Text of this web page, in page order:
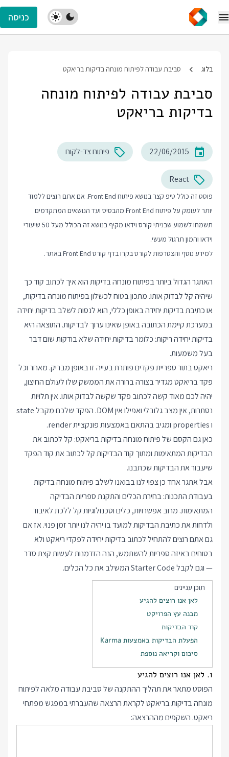
כניסה
בלוג סביבת עבודה לפיתוח מונחה בדיקות בריאקט
סביבת עבודה לפיתוח מונחה
בדיקות בריאקט
22/06/2015 פיתוח צד-לקוח
React
פוסט זה כולל טיפ קצר בנושא פיתוח Front End. אם אתם רוצים ללמוד
יותר לעומק על פיתוח Front End מהבסיס ועד הנושאים המתקדמים
תשמחו לשמוע שבניתי קורס וידאו מקיף בנושא זה הכולל מעל 50 שיעורי
וידאו והמון תרגול מעשי.
למידע נוסף והצטרפות לקורס בקרו בדף קורס Front End באתר.
האתגר הגדול ביותר בפיתוח מונחה בדיקות הוא איך לכתוב קוד כך
שיהיה קל לבדוק אותו. מתכון בטוח לכשלון בפיתוח מונחה בדיקות,
או כתיבת בדיקות יחידה באופן כללי, הוא לנסות לשלב בדיקות יחידה
במערכת קיימת הכתובה באופן שאינו ערוך לבדיקות. התוצאה היא
בדיקות יחידה ריקות: כלומר בדיקות יחידה שלא בודקות שום דבר
בעל משמעות.
ריאקט בתור ספריית פקדים פותרת בעייה זו באופן מבריק. מאחר וכל
פקד בריאקט מגדיר בצורה ברורה את הממשק שלו לעולם החיצון,
יהיה לכם מאוד קשה לכתוב פקד שקשה לבדוק אותו. אין תלויות
נסתרות, אין מצב גלובלי ואפילו אין DOM. הפקד שלכם מקבל state
ו properties ומגיב בהתאם באמצעות פונקציית render.
כאן גם הקסם של פיתוח מונחה בדיקות בריאקט: קל לכתוב את
הבדיקות המתאימות ומתוך קוד הבדיקות קל לכתוב את קוד הפקד
שיעבור את הבדיקות שכתבנו.
אבל אתגר אחד כן צפוי לנו בבואנו לשלב פיתוח מונחה בדיקות
בעבודת התכנות: בחירת הכלים והתקנת ספריות הבדיקה
המתאימות. מרוב אפשרויות, כלים וטכנולוגיות קל ללכת לאיבוד
ולדחות את כתיבת הבדיקות למועד בו יהיה לנו יותר זמן פנוי. אז אם
גם אתם רוצים להתחיל לכתוב בדיקות יחידה לפקדי ריאקט ולא
בטוחים באיזה ספריות להשתמש, הנה הזדמנות לעשות קצת סדר
— וגם לקבל Starter Code המשלב את כל הכלים.
תוכן עניינים
לאן אנו רוצים להגיע
מבנה עץ הפרויקט
קוד הבדיקות
הפעלת הבדיקות באמצעות Karma
סיכום וקריאה נוספת
1. לאן אנו רוצים להגיע
הפוסט מתאר את תהליך ההתקנה של סביבת עבודה מלאה לפיתוח
מונחה בדיקות בריאקט לקראת הרצאה שהעברתי במפגש מפתחי
ריאקט. השקפים מההרצאה: